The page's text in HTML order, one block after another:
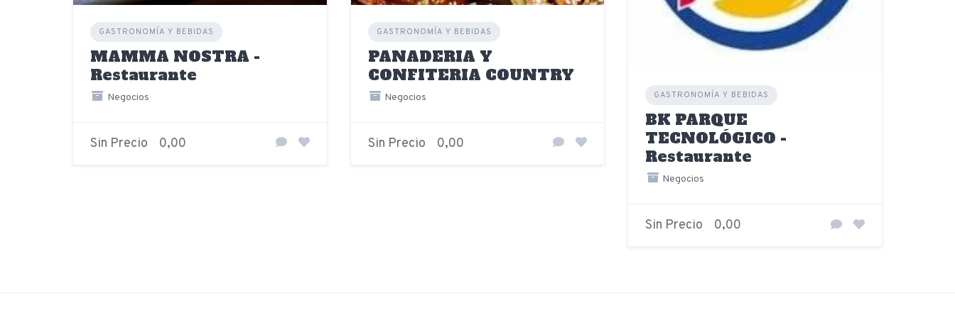
GASTRONOMÍA Y BEBIDAS
MAMMA NOSTRA -
Restaurante
Negocios
Sin Precio 0,00
GASTRONOMÍA Y BEBIDAS
PANADERIA Y
CONFITERIA COUNTRY
Negocios
Sin Precio 0,00
GASTRONOMÍA Y BEBIDAS
BK PARQUE
TECNOLÓGICO -
Restaurante
Negocios
Sin Precio 0,00